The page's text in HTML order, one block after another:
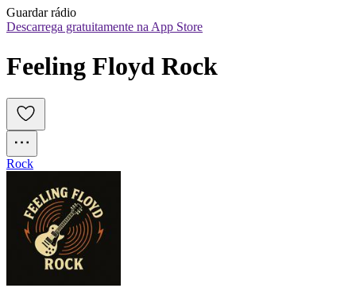
Guardar rádio
Descarrega gratuitamente na App Store
Feeling Floyd Rock
Rock